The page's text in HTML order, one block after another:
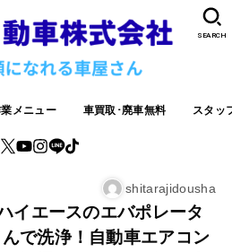
メニュー 車買取･廃車無料 スタッ
SEARCH
shitarajidousha
イエースのエバポレータ
で洗浄！自動車エアコン